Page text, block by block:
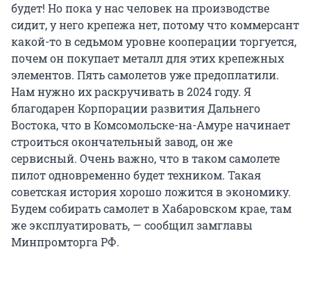
будет! Но пока у нас человек на производстве
сидит, у него крепежа нет, потому что коммерсант
какой-то в седьмом уровне кооперации торгуется,
почем он покупает металл для этих крепежных
элементов. Пять самолетов уже предоплатили.
Нам нужно их раскручивать в 2024 году. Я
благодарен Корпорации развития Дальнего
Востока, что в Комсомольске-на-Амуре начинает
строиться окончательный завод, он же
сервисный. Очень важно, что в таком самолете
пилот одновременно будет техником. Такая
советская история хорошо ложится в экономику.
Будем собирать самолет в Хабаровском крае, там
же эксплуатировать, — сообщил замглавы
Минпромторга РФ.